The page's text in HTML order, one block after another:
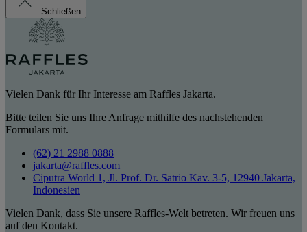
Schließen
Vielen Dank für Ihr Interesse am Raffles Jakarta.
Bitte teilen Sie uns Ihre Anfrage mithilfe des nachstehenden
Formulars mit.
(62) 21 2988 0888
jakarta@raffles.com
Ciputra World 1, Jl. Prof. Dr. Satrio Kav. 3-5, 12940 Jakarta,
Indonesien
Vielen Dank, dass Sie unsere Raffles-Welt betreten. Wir freuen uns
auf den Kontakt.